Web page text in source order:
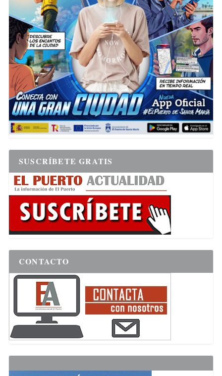
SUSCRÍBETE GRATIS
CONTACTO